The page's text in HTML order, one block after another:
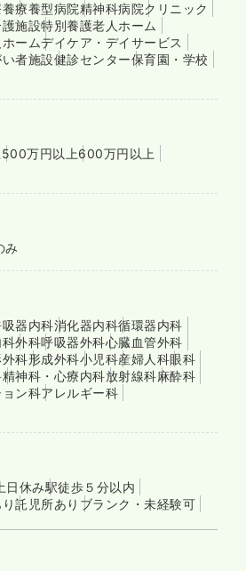
養療養型病院精神科病院クリニック
護施設特別養護老人ホーム
ームデイケア・デイサービス
者施設健診センター保育園・学校
500万円以上600万円以上
み
器内科消化器内科循環器内科
科外科呼吸器外科心臓血管外科
科形成外科小児科産婦人科眼科
精神科・心療内科放射線科麻酔科
ン科アレルギー科
日休み駅徒歩５分以内
り託児所あり ブランク・未経験可